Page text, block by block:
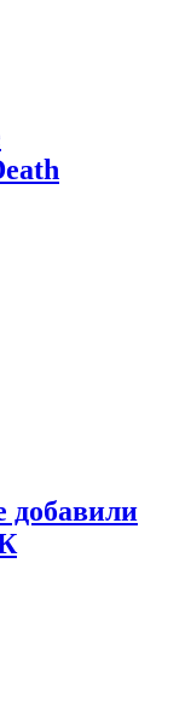
добавили